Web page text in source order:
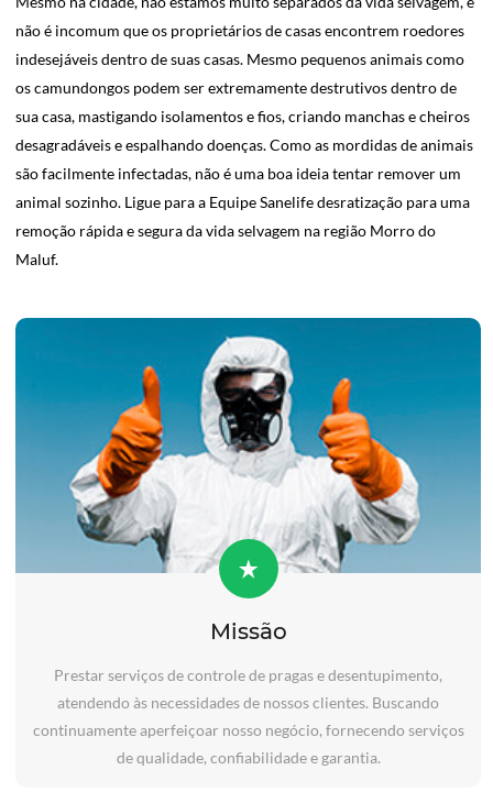
não é incomum que os proprietários de casas encontrem roedores
indesejáveis dentro de suas casas. Mesmo pequenos animais como
os camundongos podem ser extremamente destrutivos dentro de
sua casa, mastigando isolamentos e fios, criando manchas e cheiros
desagradáveis e espalhando doenças. Como as mordidas de animais
são facilmente infectadas, não é uma boa ideia tentar remover um
animal sozinho. Ligue para a Equipe Sanelife desratização para uma
remoção rápida e segura da vida selvagem na região Morro do
Maluf.
Missão
Prestar serviços de controle de pragas e desentupimento,
atendendo às necessidades de nossos clientes. Buscando
continuamente aperfeiçoar nosso negócio, fornecendo serviços
de qualidade, confiabilidade e garantia.